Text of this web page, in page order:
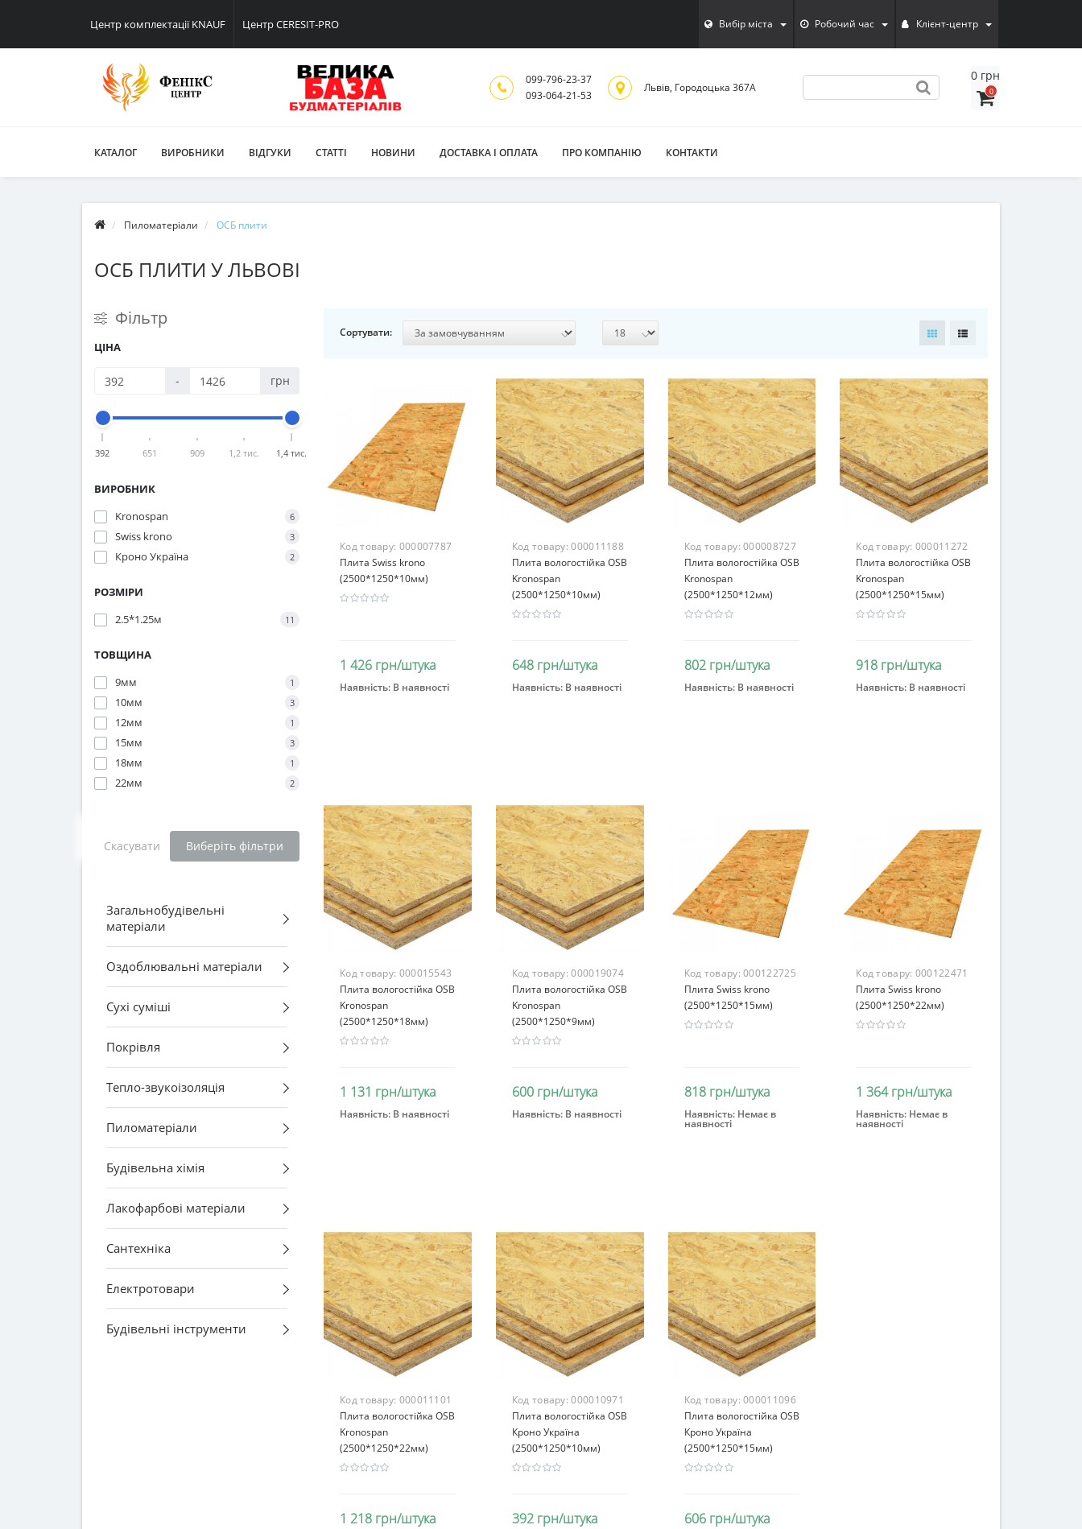
Центр комплектації KNAUF Центр CERESIT-PRO Вибiр мiста Робочий час Клієнт-центр
099-796-23-37
093-064-21-53
Львiв, Городоцька 367А
0 грн
0
КАТАЛОГ ВИРОБНИКИ ВІДГУКИ СТАТТІ НОВИНИ ДОСТАВКА І ОПЛАТА ПРО КОМПАНІЮ КОНТАКТИ
Пиломатеріали ОСБ плити
ОСБ ПЛИТИ У ЛЬВОВІ
Фільтр
ЦІНА
- грн
392 651 909 1,2 тис. 1,4 тис.
ВИРОБНИК
Kronospan
6
Swiss krono 3
Кроно Україна 2
РОЗМІРИ
2.5*1.25м
11
ТОВЩИНА
9мм
1
10мм 3
12мм 1
15мм 3
18мм 1
22мм 2
Скасувати Виберіть фільтри
Загальнобудівельні
матеріали
Оздоблювальні матеріали
Сухі суміші
Покрівля
Тепло-звукоізоляція
Пиломатеріали
Будівельна хімія
Лакофарбові матеріали
Сантехніка
Електротовари
Будівельні інструменти
Сортувати:
Код товару: 000007787
Плита Swiss krono
(2500*1250*10мм)
1 426 грн/штука
Наявність: В наявності
Код товару:000011188
Плита вологостійка OSB
Kronospan
(2500*1250*10мм)
648 грн/штука
Наявність: В наявності
Код товару:000008727
Плита вологостійка OSB
Kronospan
(2500*1250*12мм)
802 грн/штука
Наявність: В наявності
Код товару: 000011272
Плита вологостійка OSB
Kronospan
(2500*1250*15мм)
918 грн/штука
Наявність: В наявності
Код товару: 000015543
Плита вологостійка OSB
Kronospan
(2500*1250*18мм)
1 131 грн/штука
Наявність: В наявності
Код товару:000019074
Плита вологостійка OSB
Kronospan
(2500*1250*9мм)
600 грн/штука
Наявність: В наявності
Код товару:000122725
Плита Swiss krono
(2500*1250*15мм)
818 грн/штука
Закінчився
Наявність: Немає в
наявності
Код товару: 000122471
Плита Swiss krono
(2500*1250*22мм)
1 364 грн/штука
Закінчився
Наявність: Немає в
наявності
Код товару: 000011101
Плита вологостійка OSB
Kronospan
(2500*1250*22мм)
1 218 грн/штука
Код товару:000010971
Плита вологостійка OSB
Кроно Україна
(2500*1250*10мм)
392 грн/штука
Код товару:000011096
Плита вологостійка OSB
Кроно Україна
(2500*1250*15мм)
606 грн/штука